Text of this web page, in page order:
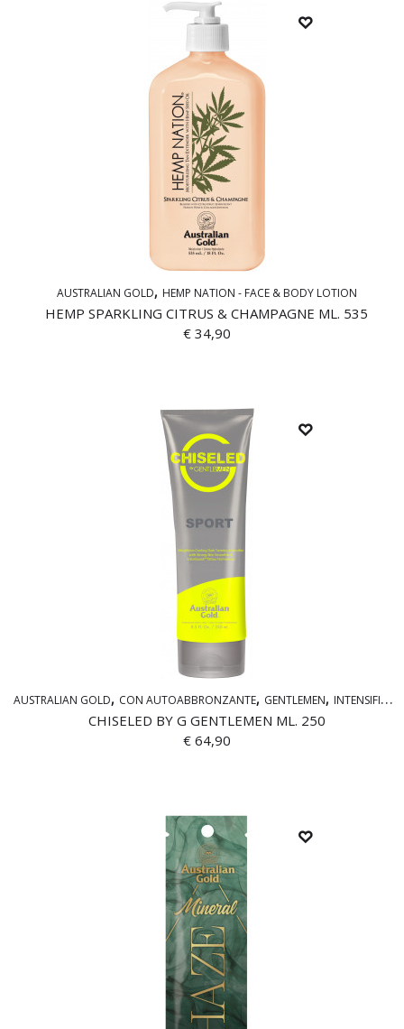
AUSTRALIAN GOLD HEMP NATION - FACE & BODY LOTION
HEMP SPARKLING CITRUS & CHAMPAGNE ML. 535
€34,90
AUSTRALIAN GOLD CON AUTOABBRONZANTE GENTLEMEN INTENSIFICATORI
CHISELED BY G GENTLEMEN ML. 250
€64,90